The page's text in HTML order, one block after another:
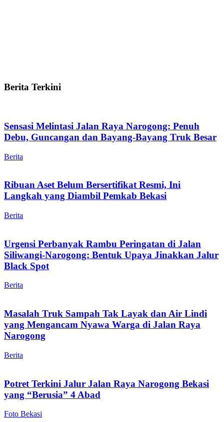
Berita Terkini
Sensasi Melintasi Jalan Raya Narogong: Penuh
Debu, Guncangan dan Bayang-Bayang Truk Besar
Berita
Ribuan Aset Belum Bersertifikat Resmi, Ini
Langkah yang Diambil Pemkab Bekasi
Berita
Urgensi Perbanyak Rambu Peringatan di Jalan
Siliwangi-Narogong: Bentuk Upaya Jinakkan Jalur
Black Spot
Berita
Masalah Truk Sampah Tak Layak dan Air Lindi
yang Mengancam Nyawa Warga di Jalan Raya
Narogong
Berita
Potret Terkini Jalur Jalan Raya Narogong Bekasi
yang “Berusia” 4 Abad
Foto Bekasi